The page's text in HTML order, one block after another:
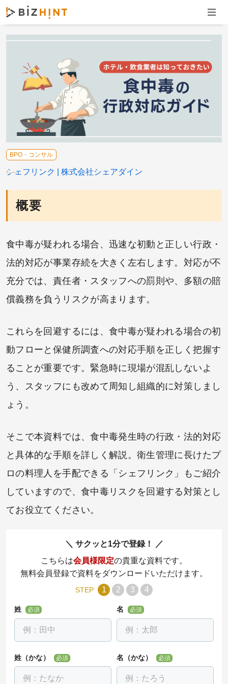
ナビ
概要
食中毒が疑われる場合、迅速な初動と正しい行政・
法的対応が事業存続を大きく左右します。対応が不
充分では、責任者・スタッフへの罰則や、多額の賠
償義務を負うリスクが高まります。
これらを回避するには、食中毒が疑われる場合の初
動フローと保健所調査への対応手順を正しく把握す
ることが重要です。緊急時に現場が混乱しないよ
う、スタッフにも改めて周知し組織的に対策しまし
ょう。
そこで本資料では、食中毒発生時の行政・法的対応
と具体的な手順を詳しく解説。衛生管理に長けたプ
ロの料理人を手配できる「シェフリンク」もご紹介
していますので、食中毒リスクを回避する対策とし
てお役立てください。
BPO・コンサル
シェフリンク 株式会社シェアダイン
サクッと1分で登録！
こちらは会員様限定の貴重な資料です。
無料会員登録で資料をダウンロードいただけます。
STEP 1 2 3 4
姓 必須 名 必須
姓（かな） 必須 名（かな） 必須